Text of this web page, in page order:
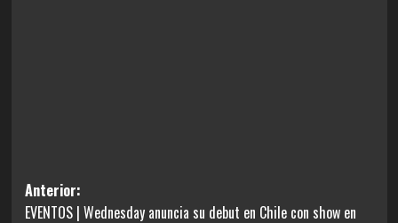
Navegación
Anterior:
EVENTOS | Wednesday anuncia su debut en Chile con show en